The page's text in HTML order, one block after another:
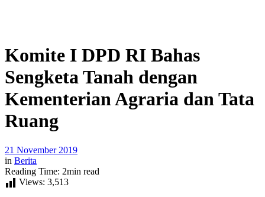
Komite I DPD RI Bahas
Sengketa Tanah dengan
Kementerian Agraria dan Tata
Ruang
21 November 2019
in Berita
Reading Time: 2min read
Views: 3,513